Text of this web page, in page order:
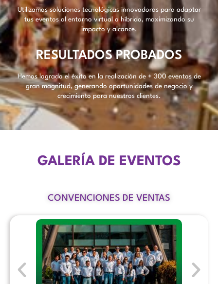
Utilizamos soluciones tecnológicas innovadoras para adaptar
tus eventos al entorno virtual o híbrido, maximizando su
impacto y alcance.
RESULTADOS PROBADOS
Hemos logrado el éxito en la realización de + 300 eventos de
gran magnitud, generando oportunidades de negocio y
crecimiento para nuestros clientes.
GALERÍA DE EVENTOS
CONVENCIONES DE VENTAS